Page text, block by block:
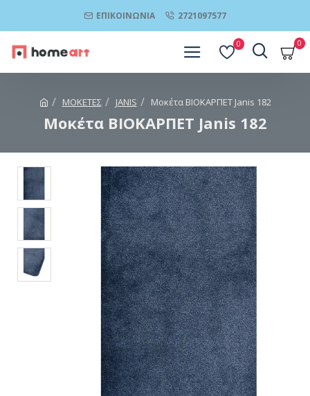
ΕΠΙΚΟΙΝΩΝΊΑ 2721097577
0 0
ΜΟΚΕΤΕΣ JANIS Μοκέτα ΒΙΟΚΑΡΠΕΤ Janis 182
Μοκέτα ΒΙΟΚΑΡΠΕΤ Janis 182